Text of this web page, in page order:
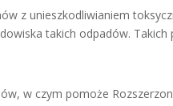
z unieszkodliwianiem
takich odpadów.
w czym pomoże